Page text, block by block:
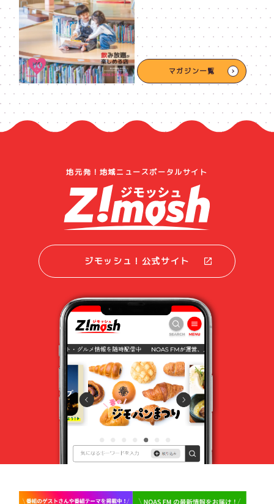
マガジン一覧
地元発！地域ニュースポータルサイト
ジモッシュ！公式サイト